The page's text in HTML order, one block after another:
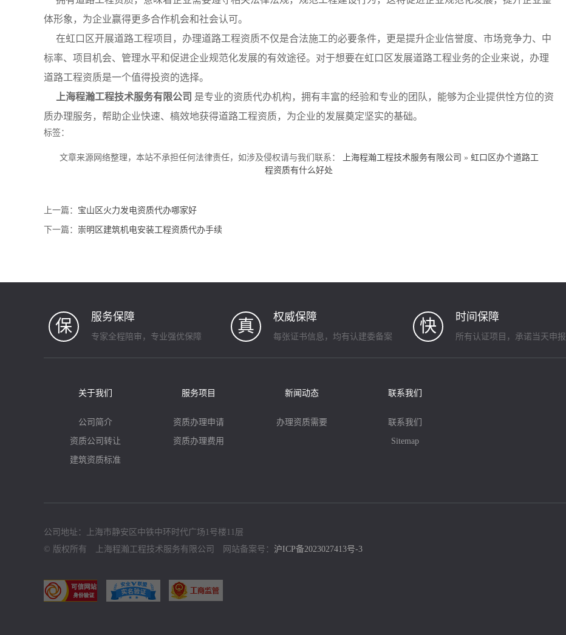
体形象，为企业赢得更多合作机会和社会认可。
在虹口区开展道路工程项目，办理道路工程资质不仅是合法施工的必要条件，更是提升企业信誉度、市场竞争力、中
标率、项目机会、管理水平和促进企业规范化发展的有效途径。对于想要在虹口区发展道路工程业务的企业来说，办理
道路工程资质是一个值得投资的选择。
上海程瀚工程技术服务有限公司 是专业的资质代办机构，拥有丰富的经验和专业的团队，能够为企业提供恮方位的资
质办理服务，帮助企业快速、槁效地获得道路工程资质，为企业的发展奠定坚实的基础。
标签：
文章来源网络整理，本站不承担任何法律责任，如涉及侵权请与我们联系： 上海程瀚工程技术服务有限公司 » 虹口区办个道路工
程资质有什么好处
上一篇： 宝山区火力发电资质代办哪家好
下一篇： 崇明区建筑机电安装工程资质代办手续
保 服务保障
专家全程陪审，专业强优保障
真 权威保障
每张证书信息，均有认建委备案
快 时间保障
所有认证项目，承诺当天申报
关于我们
公司简介
资质公司转让
建筑资质标准
服务项目
资质办理申请
资质办理费用
新闻动态
办理资质需要
联系我们
联系我们
Sitemap
公司地址：上海市静安区中铁中环时代广场1号楼11层
© 版权所有 上海程瀚工程技术服务有限公司 网站备案号： 沪ICP备2023027413号-3